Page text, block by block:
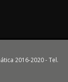
2016-2020 - Tel.